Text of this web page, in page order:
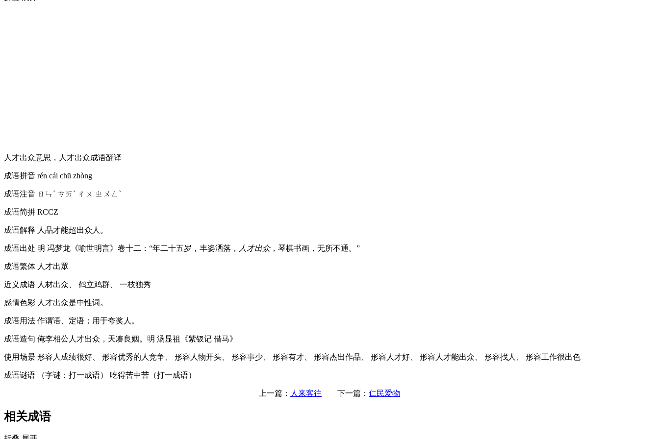
人才出众意思，人才出众成语翻译
成语拼音 rén cái chū zhòng
成语注音 ㄖㄣˊ ㄘㄞˊ ㄔㄨ ㄓㄨㄥˋ
成语简拼 RCCZ
成语解释 人品才能超出众人。
成语出处 明 冯梦龙《喻世明言》卷十二：“年二十五岁，丰姿洒落， 人才出众，琴棋书画，无所不通。”
成语繁体 人才出眾
近义成语 人材出众、 鹤立鸡群、 一枝独秀
感情色彩 人才出众是中性词。
成语用法 作谓语、定语；用于夸奖人。
成语造句 俺李相公人才出众，天凑良姻。明 汤显祖《紫钗记 借马》
使用场景 形容人成绩很好、 形容优秀的人竞争、 形容人物开头、 形容事少、 形容有才、 形容杰出作品、 形容人才好、 形容人才能出众、 形容找人、 形容工作很出色
成语谜语 （字谜：打一成语） 吃得苦中苦（打一成语）
上一篇： 人来客往 下一篇： 仁民爱物
相关成语